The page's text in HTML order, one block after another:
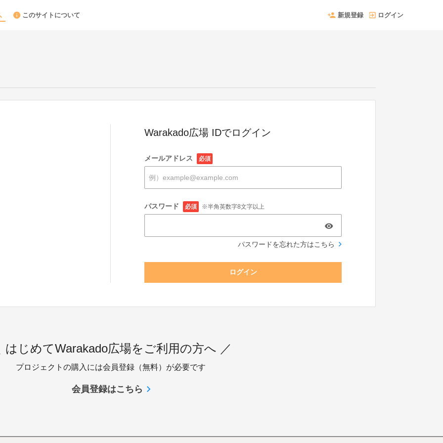
このサイトについて 新規登録 ログイン
Warakado広場 IDでログイン
メールアドレス 必須
パスワード 必須 ※半角英数字8文字以上
パスワードを忘れた方はこちら
ログイン
はじめてWarakado広場をご利用の方へ ／
プロジェクトの購入には会員登録（無料）が必要です
会員登録はこちら